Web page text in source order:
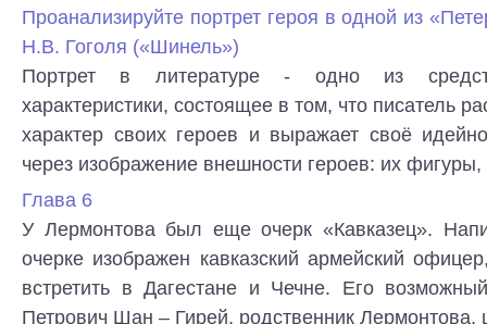
Проанализируйте портрет героя в одной из
Н.В. Гоголя («Шинель»)
Портрет в литературе - одно из
характеристики, состоящее в том, что писатель
характер своих героев и выражает своё
через изображение внешности героев: их
Глава 6
У Лермонтова был еще очерк «Кавказец».
очерке изображен кавказский армейский
встретить в Дагестане и Чечне. Его
Петрович Шан – Гирей, родственник Лермонтова,